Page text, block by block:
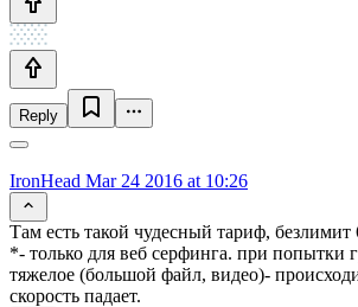
Reply
IronHead Mar 24 2016 at 10:26
Там есть такой чудесный тариф, безлимит
*- только для веб серфинга. при попытки
тяжелое (большой файл, видео)-
скорость падает.